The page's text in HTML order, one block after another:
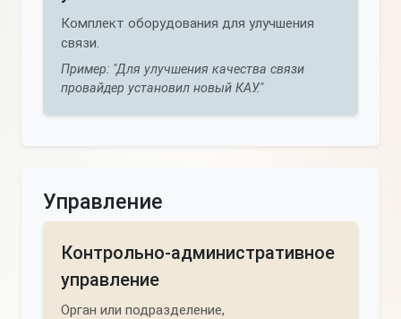
Комплект оборудования для улучшения
связи.
Пример: "Для улучшения качества связи
провайдер установил новый КАУ."
Управление
Контрольно-административное
управление
Орган или подразделение,